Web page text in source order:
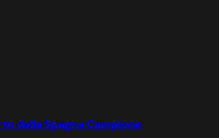
della Spagna Campione